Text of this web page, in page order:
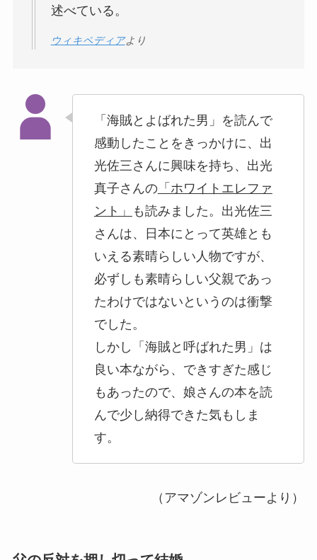
述べている。
ウィキペディアより
「海賊とよばれた男」を読んで
感動したことをきっかけに、出
光佐三さんに興味を持ち、出光
真子さんの「ホワイトエレファ
ント」
も読みました。出光佐三
さんは、日本にとって英雄とも
いえる素晴らしい人物ですが、
必ずしも素晴らしい父親であっ
たわけではないというのは衝撃
でした。
しかし「海賊と呼ばれた男」は
良い本ながら、できすぎた感じ
もあったので、娘さんの本を読
んで少し納得できた気もしま
す。
（アマゾンレビューより）